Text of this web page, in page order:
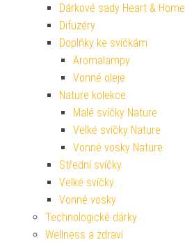
Dárkové sady Heart & Home
Difuzéry
Doplňky ke svíčkám
Aromalampy
Vonné oleje
Nature kolekce
Malé svíčky Nature
Velké svíčky Nature
Vonné vosky Nature
Střední svíčky
Velké svíčky
Vonné vosky
Technologické dárky
Wellness a zdraví